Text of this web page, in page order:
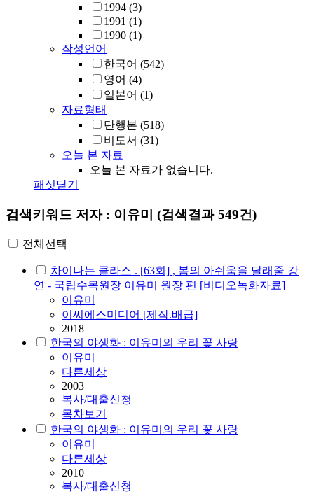
1994 (3)
1991 (1)
1990 (1)
작성언어
한국어 (542)
영어 (4)
일본어 (1)
자료형태
단행본 (518)
비도서 (31)
오늘 본 자료
오늘 본 자료가 없습니다.
패싯닫기
검색키워드 저자 : 이유미 (검색결과 549건)
전체선택
차이나는 클라스 . [63회] , 봄의 아쉬움을 달래줄 강
연 - 국립수목원장 이유미 원장 편 [비디오녹화자료]
이유미
이씨에스미디어 [제작.배급]
2018
한국의 야생화 : 이유미의 우리 꽃 사랑
이유미
다른세상
2003
복사/대출신청
목차보기
한국의 야생화 : 이유미의 우리 꽃 사랑
이유미
다른세상
2010
복사/대출신청